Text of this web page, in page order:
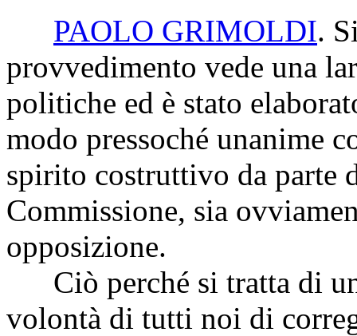
PAOLO GRIMOLDI.
provvedimento vede una
politiche ed è stato
modo pressoché unanime
spirito costruttivo da
Commissione, sia
opposizione.
Ciò perché si tratta di un
volontà di tutti noi di